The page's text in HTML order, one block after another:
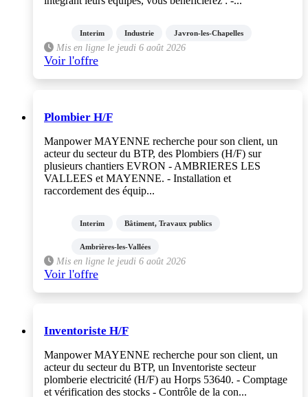
Interim Industrie Javron-les-Chapelles
Mis en ligne le jeudi 6 août 2026
Voir l'offre
Plombier H/F
Manpower MAYENNE recherche pour son client, un
acteur du secteur du BTP, des Plombiers (H/F) sur
plusieurs chantiers EVRON - AMBRIERES LES
VALLEES et MAYENNE. - Installation et
raccordement des équip...
Interim Bâtiment, Travaux publics
Ambrières-les-Vallées
Mis en ligne le jeudi 6 août 2026
Voir l'offre
Inventoriste H/F
Manpower MAYENNE recherche pour son client, un
acteur du secteur du BTP, un Inventoriste secteur
plomberie electricité (H/F) au Horps 53640. - Comptage
et vérification des stocks - Contrôle de la con...